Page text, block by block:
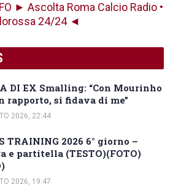
► Ascolta Roma Calcio Radio •
24/24 ◄
DI EX Smalling: “Con Mourinho
rapporto, si fidava di me”
2026, 22:44
TRAINING 2026 6° giorno –
e partitella (TESTO)(FOTO)
2026, 19:47